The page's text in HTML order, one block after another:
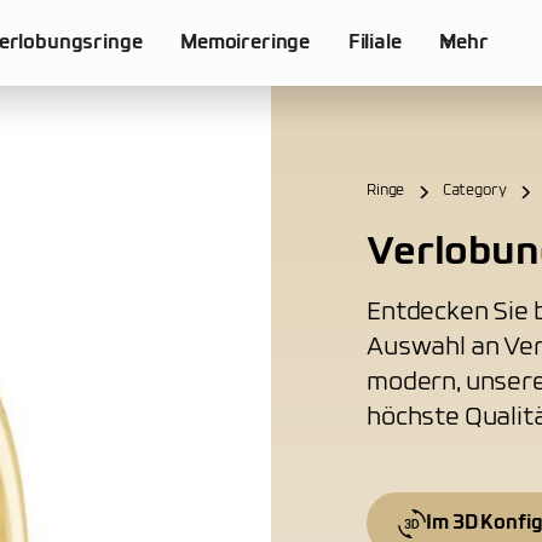
Memoireringe Filiale Mehr
Ringe Category
Entdecken Sie
Auswahl an
modern,
höchste
Im 3D